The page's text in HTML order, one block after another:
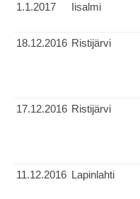
1.1.2017 Iisalmi
18.12.2016 Ristijärvi
17.12.2016 Ristijärvi
11.12.2016 Lapinlahti